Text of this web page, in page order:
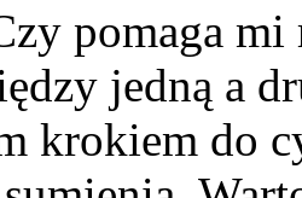
pomaga
jedną a
krokiem do